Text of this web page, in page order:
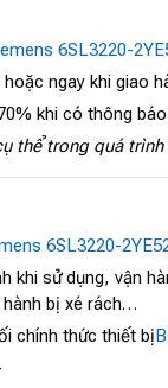
6SL3220-
ngay khi giao
khi có thông
thể trong quá
6SL3220-
khi sử dụng, vận
bị xé rách…
chính thức thiết bị